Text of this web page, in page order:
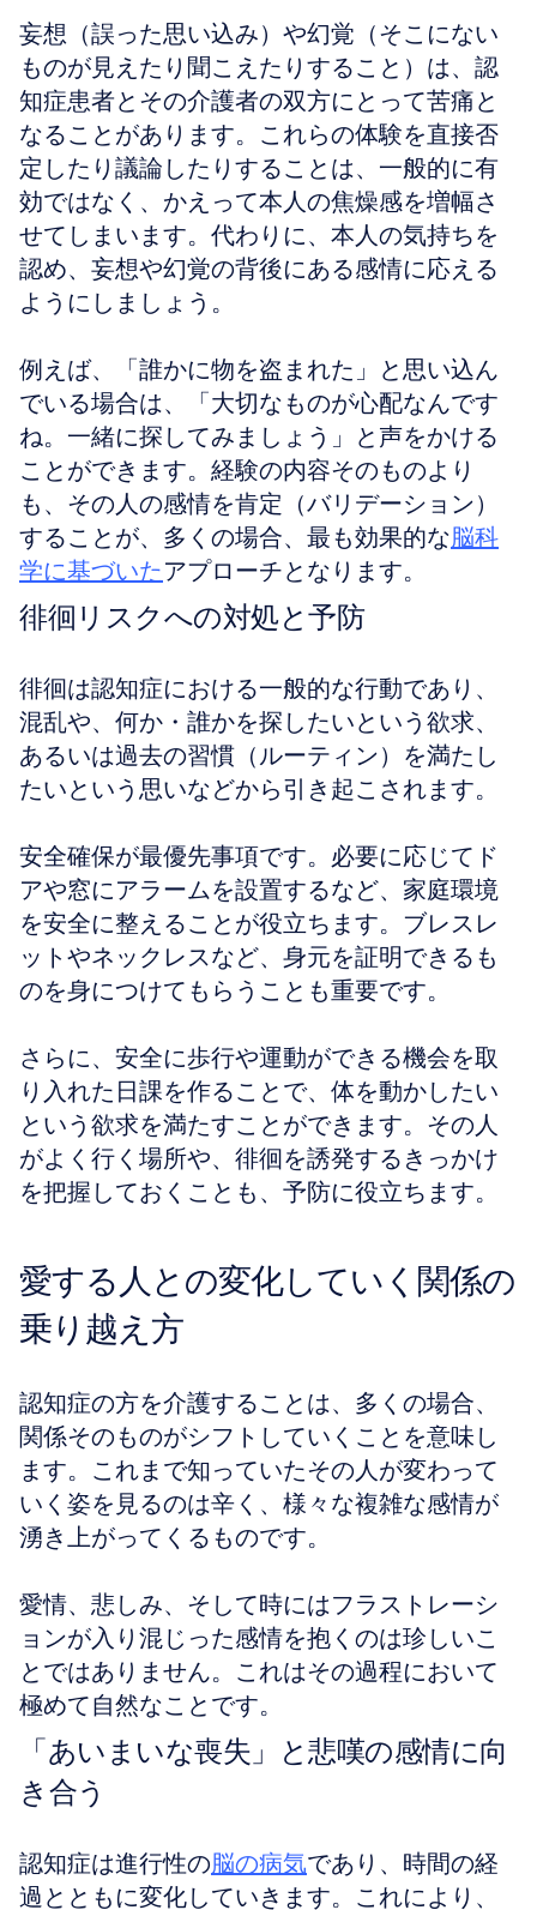
妄想（誤った思い込み）や幻覚（そこにない
ものが見えたり聞こえたりすること）は、認
知症患者とその介護者の双方にとって苦痛と
なることがあります。これらの体験を直接否
定したり議論したりすることは、一般的に有
効ではなく、かえって本人の焦燥感を増幅さ
せてしまいます。代わりに、本人の気持ちを
認め、妄想や幻覚の背後にある感情に応える
ようにしましょう。
例えば、「誰かに物を盗まれた」と思い込ん
でいる場合は、「大切なものが心配なんです
ね。一緒に探してみましょう」と声をかける
ことができます。経験の内容そのものより
も、その人の感情を肯定（バリデーション）
することが、多くの場合、最も効果的な脳科
学に基づいたアプローチとなります。
徘徊リスクへの対処と予防
徘徊は認知症における一般的な行動であり、
混乱や、何か・誰かを探したいという欲求、
あるいは過去の習慣（ルーティン）を満たし
たいという思いなどから引き起こされます。
安全確保が最優先事項です。必要に応じてド
アや窓にアラームを設置するなど、家庭環境
を安全に整えることが役立ちます。ブレスレ
ットやネックレスなど、身元を証明できるも
のを身につけてもらうことも重要です。
さらに、安全に歩行や運動ができる機会を取
り入れた日課を作ることで、体を動かしたい
という欲求を満たすことができます。その人
がよく行く場所や、徘徊を誘発するきっかけ
を把握しておくことも、予防に役立ちます。
愛する人との変化していく関係の
乗り越え方
認知症の方を介護することは、多くの場合、
関係そのものがシフトしていくことを意味し
ます。これまで知っていたその人が変わって
いく姿を見るのは辛く、様々な複雑な感情が
湧き上がってくるものです。
愛情、悲しみ、そして時にはフラストレーシ
ョンが入り混じった感情を抱くのは珍しいこ
とではありません。これはその過程において
極めて自然なことです。
「あいまいな喪失」と悲嘆の感情に向
き合う
認知症は進行性の脳の病気であり、時間の経
過とともに変化していきます。これにより、